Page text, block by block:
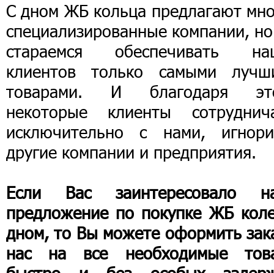
С дном ЖБ кольца предлагают
специализированные компании,
стараемся обеспечивать
клиентов только самыми
товарами. И благодаря
некоторые клиенты
исключительно с нами,
другие компании и предприятия.
Если Вас заинтересовало
предложение по покупке ЖБ
дном, то Вы можете оформить
нас на все необходимые